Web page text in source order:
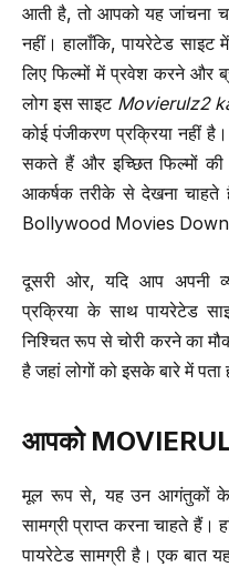
आती है, तो आपको यह जांचना
नहीं। हालाँकि, पायरेटेड साइट
लिए फिल्मों में प्रवेश करने और
लोग इस साइट Movierulz2
कोई पंजीकरण प्रक्रिया नहीं
सकते हैं और इच्छित फिल्मों
आकर्षक तरीके से देखना
Bollywood Movies
दूसरी ओर, यदि आप अपनी
प्रक्रिया के साथ पायरेटेड
निश्चित रूप से चोरी करने का
है जहां लोगों को इसके बारे में पता
आपको
मूल रूप से, यह उन आगंतुकों के
सामग्री प्राप्त करना चाहते हैं।
पायरेटेड सामग्री है। एक बात